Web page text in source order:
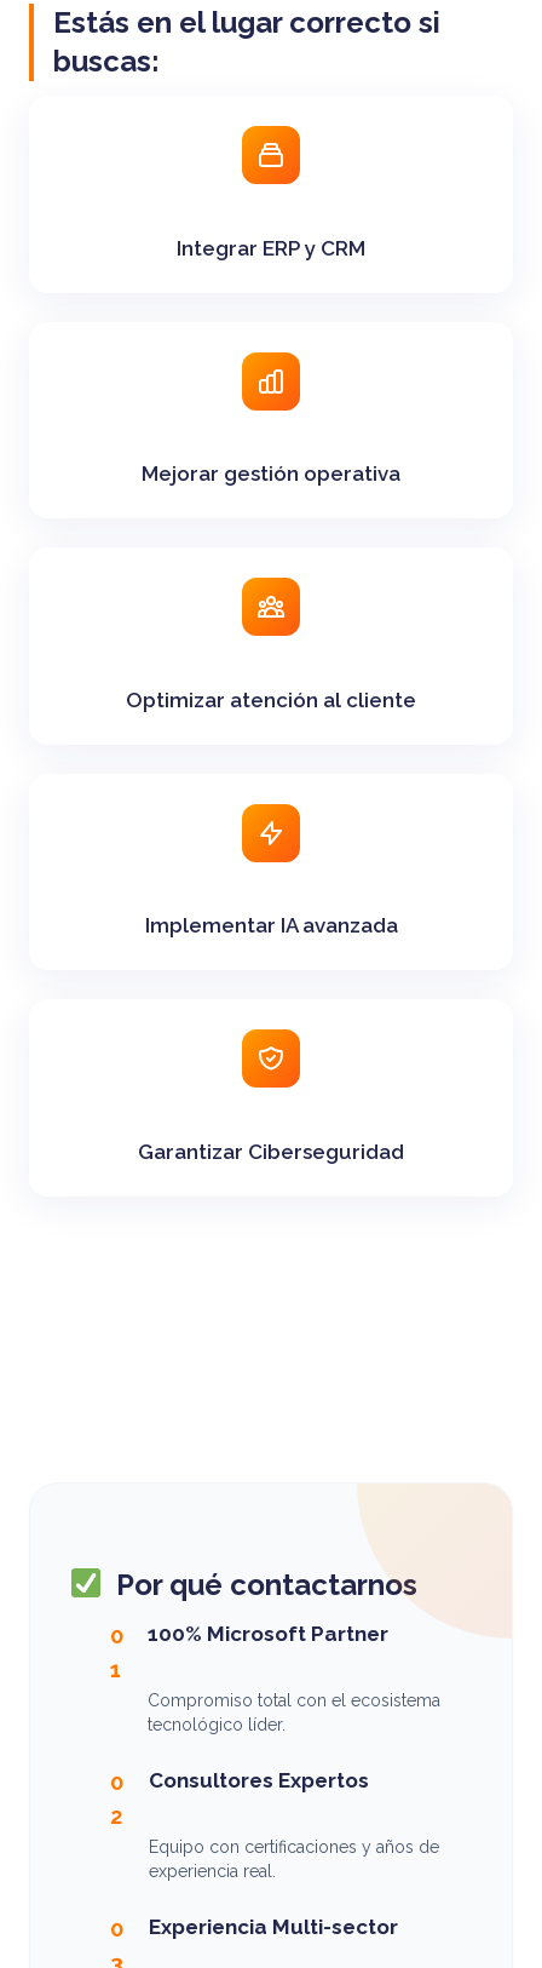
Estás en el lugar correcto si
buscas:
Integrar ERP y CRM
Mejorar gestión operativa
Optimizar atención al cliente
Implementar IA avanzada
Garantizar Ciberseguridad
Por qué contactarnos
0
1
100% Microsoft Partner
Compromiso total con el ecosistema
tecnológico líder.
0
2
Consultores Expertos
Equipo con certificaciones y años de
experiencia real.
0
3
Experiencia Multi-sector